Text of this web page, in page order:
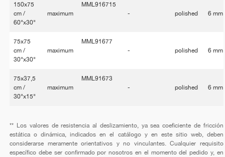
150x75
cm /
60"x30"
maximum
MML916715
-
polished 6 mm
75x75
cm /
30"x30"
maximum
MML91677
-
polished 6 mm
75x37,5
cm /
30"x15"
maximum
MML91673
-
polished 6 mm
** Los valores de resistencia al deslizamiento, ya sea coeficiente de fricción
estática o dinámica, indicados en el catálogo y en este sitio web, deben
considerarse meramente orientativos y no vinculantes. Cualquier requisito
específico debe ser confirmado por nosotros en el momento del pedido y, en